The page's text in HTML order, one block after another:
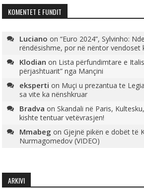
KOMENTET E FUNDIT
Luciano on“Euro 2024”, Sylvinho:
rëndësishme, por në nëntor vendoset
Klodian on Lista përfundimtare e
përjashtuarit” nga Mançini
eksperti on Muçi u prezantua te
sa vite ka nënshkruar
Bradva onSkandali në Paris,
kishte tentuar vetëvrasjen!
Mmabeg onGjejnë pikën e dobët të
Nurmagomedov (VIDEO)
ARKIVI